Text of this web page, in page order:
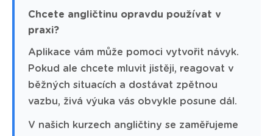
Chcete angličtinu opravdu používat v
praxi?
Aplikace vám může pomoci vytvořit návyk.
Pokud ale chcete mluvit jistěji, reagovat v
běžných situacích a dostávat zpětnou
vazbu, živá výuka vás obvykle posune dál.
V našich kurzech angličtiny se zaměřujeme